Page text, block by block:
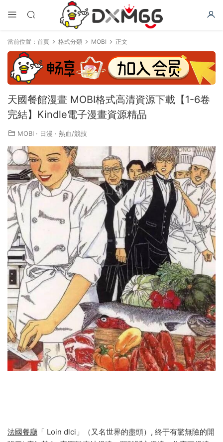
當前位置： 首頁 格式分類 MOBI 正文
天國餐館漫畫 MOBI格式高清資源下載【1-6卷
完結】Kindle電子漫畫資源精品
MOBI · 日漫 · 熱血/競技
法國餐廳 「 Loin dlci」（又名世界的盡頭）, 終于有驚無險的開